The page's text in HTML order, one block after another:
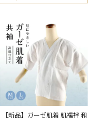
【新品】ガーゼ肌着 肌襦袢 和